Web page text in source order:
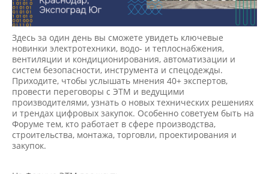
Здесь за один день вы сможете увидеть ключевые
новинки электротехники, водо- и теплоснабжения,
вентиляции и кондиционирования, автоматизации и
систем безопасности, инструмента и спецодежды.
Приходите, чтобы услышать мнения 40+ экспертов,
провести переговоры с ЭТМ и ведущими
производителями, узнать о новых технических решениях
и трендах цифровых закупок. Особенно советуем быть на
Форуме тем, кто работает в сфере производства,
строительства, монтажа, торговли, проектирования и
закупок.